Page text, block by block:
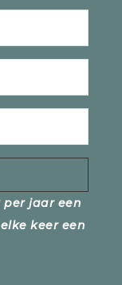
jaar een
keer een